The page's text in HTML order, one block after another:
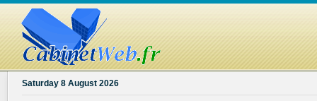
Saturday 8 August 2026